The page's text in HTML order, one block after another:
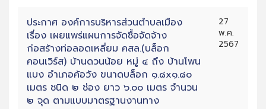
ประกาศ องค์การบริหารส่วนตำบลเมือง
เรื่อง เผยแพร่แผนการจัดซื้อจัดจ้าง
ก่อสร้างท่อลอดเหลี่ยม คสล.(บล็อก
คอนเวิร์ส) บ้านดวนน้อย หมู่ ๔ ถึง บ้านโพน
แบง อำเภอค้อวัง ขนาดบล็อก ๑.๘x๑.๘๐
เมตร ชนิด ๒ ช่อง ยาว ๖.๐๐ เมตร จำนวน
๒ จุด ตามแบบมาตรฐานงานทาง
27
พ.ค.
2567